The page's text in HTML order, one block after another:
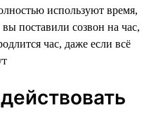
используют время,
поставили созвон на час,
час, даже если всё